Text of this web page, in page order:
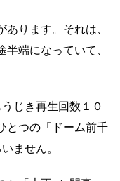
ります。それは、
端になっていて、
じき再生回数１０
とつの「ドーム前千
ません。